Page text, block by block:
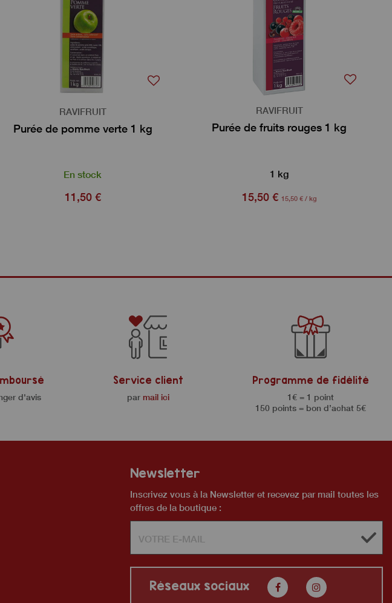
RAVIFRUIT
Purée de pomme verte 1 kg
En stock
11,50 €
RAVIFRUIT
Purée de fruits rouges 1 kg
1 kg
15,50 € 15,50 € / kg
d'avis
Service client
par mail ici
Programme de fidélité
1€ = 1 point
150 points = bon d’achat 5€
Newsletter
Inscrivez vous à la Newsletter et recevez par mail toutes les
offres de la boutique :
Réseaux sociaux